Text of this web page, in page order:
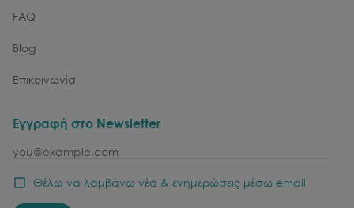
FAQ
Blog
Επικοινωνία
Εγγραφή στο Newsletter
email
Θέλω να λαμβάνω νέα & ενημερώσεις μέσω email